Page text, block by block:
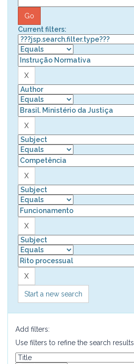
Current filters:
Start a new search
Add filters:
Use filters to refine the search results.